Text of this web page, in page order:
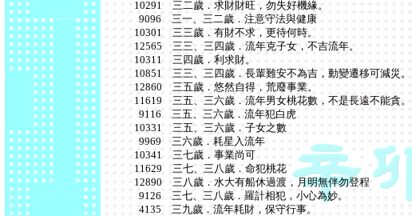
10291 三二歲．求財財旺，勿失好機緣。
9096 三一、三二歲．注意守法與健康
10301 三三歲．有財不求，更待何時。
12565 三三、三四歲．流年克子女，不吉流年。
10311 三四歲．利求財。
10851 三三、三四歲．長輩難安不為吉，動變遷移可減災。
12860 三五歲．悠然自得，荒廢事業。
11619 三五、三六歲．流年男女桃花數，不是長遠不能貪。
9116 三五、三六歲．流年犯白虎
10331 三五、三六歲．子女之數
9969 三六歲．耗星入流年
10341 三七歲．事業尚可
11629 三七、三八歲．命犯桃花
12890 三八歲．水大有船休過渡，月明無伴勿登程
9126 三七、三八歲．羅計相犯，小心為妙。
4135 三九歲．流年耗財，保守行事。